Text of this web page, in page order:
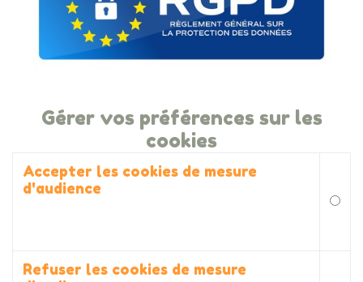
Gérer vos préférences sur les
cookies
Accepter les cookies de mesure
d'audience
Refuser les cookies de mesure